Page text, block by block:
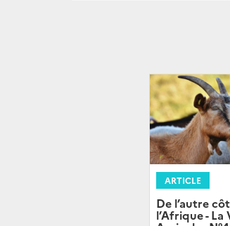
ARTICLE
De l’autre
l’Afrique - La